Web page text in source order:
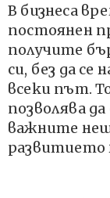
В бизнеса
постоянен
получите
си, без да се
всеки път.
позволява
важните
развитието